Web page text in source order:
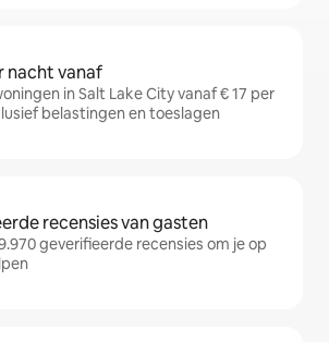
nacht vanaf
in Salt Lake City vanaf € 17 per
belastingen en toeslagen
recensies van gasten
geverifieerde recensies om je op